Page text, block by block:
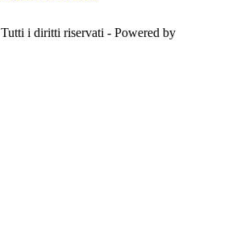
i diritti riservati - Powered by